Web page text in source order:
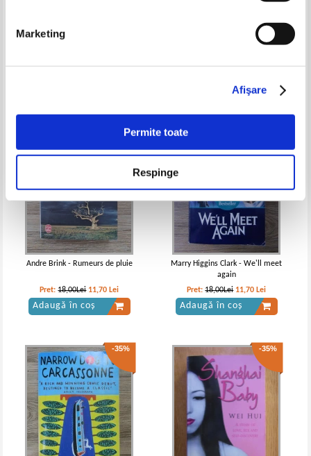
Marketing
Afişare
Permite toate
Respinge
Chris Kuzneski - Sword of God
William Sutcliffe - The gifted,
the talented and me
-35%
Andre Brink - Rumeurs de pluie
Pret:18,00Lei 11,70 Lei
Adaugă în coș
-35%
Marry Higgins Clark - We'll meet
again
Pret:18,00Lei 11,70 Lei
Adaugă în coș
-35% -35%